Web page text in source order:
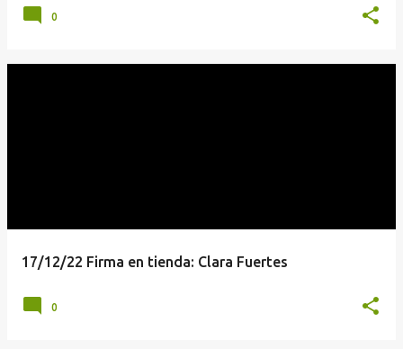
0
17/12/22 Firma en tienda: Clara Fuertes
0